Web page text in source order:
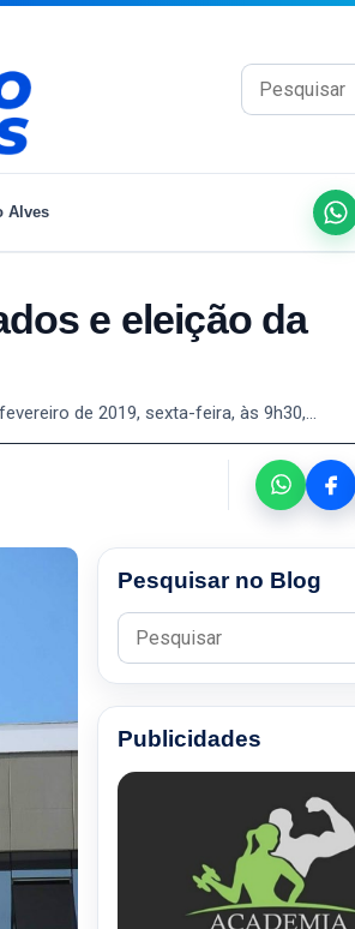
Pesquisar por:
Alves
e eleição da
de 2019, sexta-feira, às 9h30,…
Pesquisar no Blog
Pesquisar por:
Publicidades